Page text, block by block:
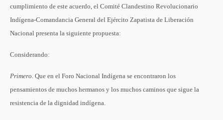
cumplimiento de este acuerdo, el Comité Clandestino Revolucionario
Indígena-Comandancia General del Ejército Zapatista de Liberación
Nacional presenta la siguiente propuesta:
Considerando:
Primero. Que en el Foro Nacional Indígena se encontraron los
pensamientos de muchos hermanos y los muchos caminos que sigue la
resistencia de la dignidad indígena.